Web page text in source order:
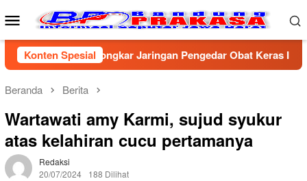
ke
Menu
Mobile
Konten Spesial
Bongkar Jaringan Pengedar Obat Keras Ilegal, Dua
Beranda Berita
Wartawati amy Karmi, sujud syukur
atas kelahiran cucu pertamanya
Redaksi
20/07/2024
188 Dilihat